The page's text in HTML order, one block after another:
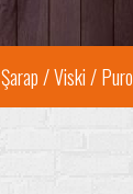
Şarap / Viski / Puro